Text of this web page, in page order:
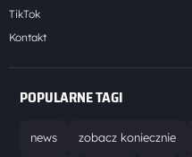
TikTok
Kontakt
POPULARNE TAGI
news zobacz koniecznie